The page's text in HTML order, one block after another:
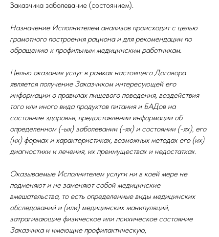
Заказчика заболевание (состоянием).
Назначение Исполнителем анализов происходит с целью
грамотного построения рациона и для рекомендации по
обращению к профильным медицинским работникам.
Целью оказания услуг в рамках настоящего Договора
является получение Заказчиком интересующей его
информации о правилах пищевого поведения, воздействия
того или иного вида продуктов питания и БАДов на
состояние здоровья, предоставлении информации об
определенном (-ых) заболевании (-ях) и состоянии (-ях), его
(их) формах и характеристиках, возможных методах его (их)
диагностики и лечения, их преимуществах и недостатках.
Оказываемые Исполнителем услуги ни в коей мере не
подменяют и не заменяют собой медицинские
вмешательства, то есть определенные виды медицинских
обследований и (или) медицинских манипуляций,
затрагивающие физическое или психическое состояние
Заказчика и имеющие профилактическую,